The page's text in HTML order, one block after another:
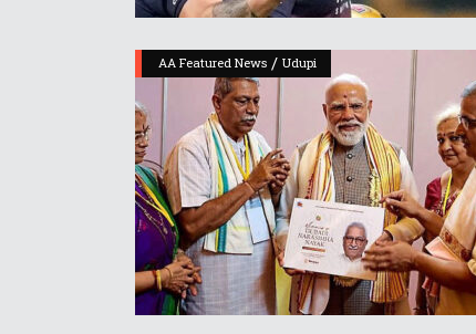
AA Featured News / Udupi